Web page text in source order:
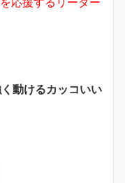
応援するリーダー
動けるカッコいい